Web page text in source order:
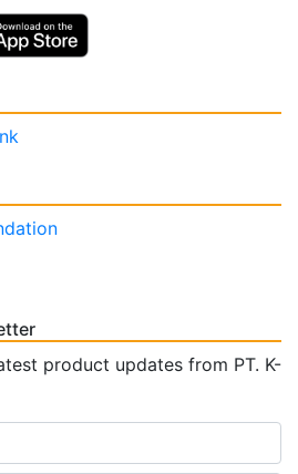
product updates from PT. K-